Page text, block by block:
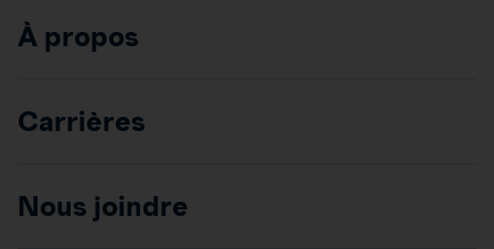
À propos
Carrières
Nous joindre